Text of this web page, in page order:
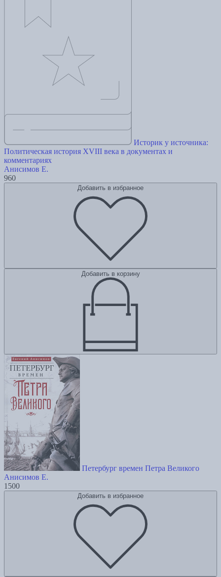
Историк у источника:
Политическая история XVIII века в документах и
комментариях
Анисимов Е.
960
Добавить в избранное
Добавить в корзину
Петербург времен Петра Великого
Анисимов Е.
1500
Добавить в избранное